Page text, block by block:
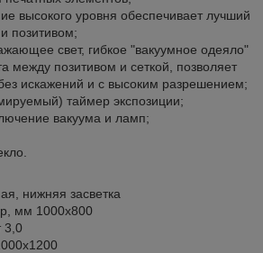
высокого уровня обеспечивает лучший
позитивом;
свет, гибкое "вакуумное одеяло"
между позитивом и сеткой, позволяет
искажений и с высоким разрешением;
таймер экспозиции;
вакуума и ламп;
нижняя засветка
мм 1000х800
3,0